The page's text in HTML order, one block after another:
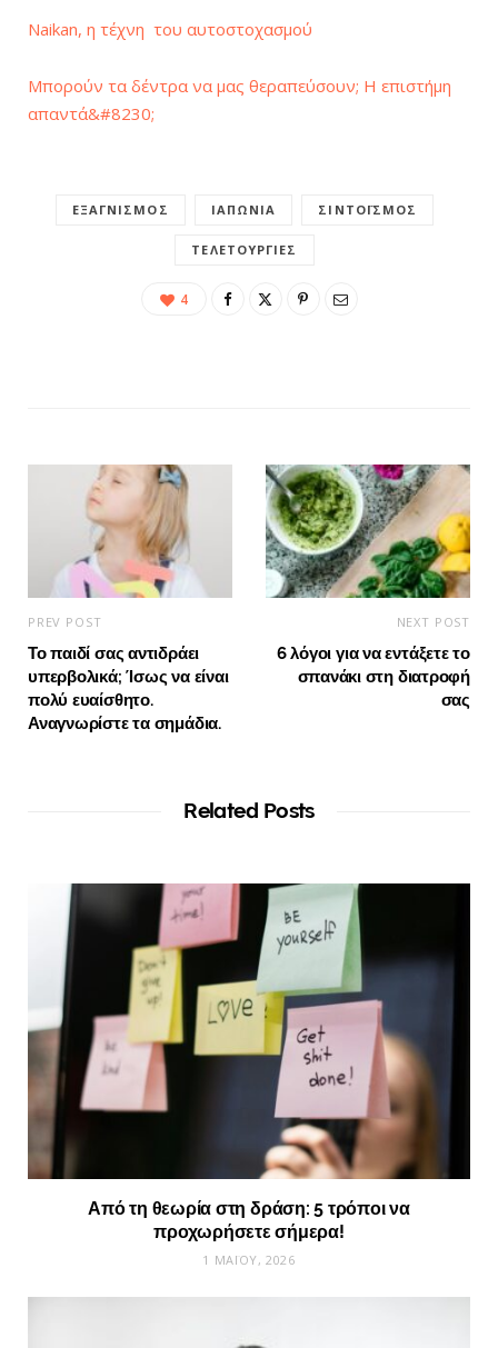
Naikan, η τέχνη του αυτοστοχασμού
Μπορούν τα δέντρα να μας θεραπεύσουν; Η επιστήμη
απαντά&#8230;
ΕΞΑΓΝΙΣΜΌΣ ΙΑΠΩΝΊΑ ΣΙΝΤΟΪΣΜΌΣ
ΤΕΛΕΤΟΥΡΓΊΕΣ
4
PREV POST
Το παιδί σας αντιδράει
υπερβολικά; Ίσως να είναι
πολύ ευαίσθητο.
Αναγνωρίστε τα σημάδια.
NEXT POST
6 λόγοι για να εντάξετε το
σπανάκι στη διατροφή
σας
Related Posts
Από τη θεωρία στη δράση: 5 τρόποι να
προχωρήσετε σήμερα!
1 ΜΑΪ́ΟΥ, 2026